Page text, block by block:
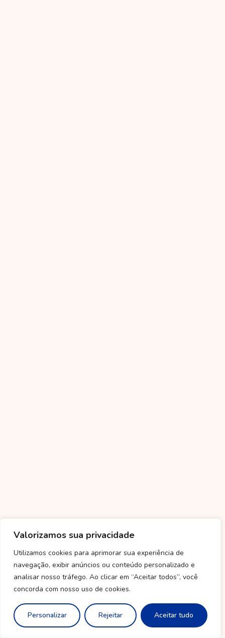
Valorizamos sua privacidade
Utilizamos cookies para aprimorar sua experiência de
navegação, exibir anúncios ou conteúdo personalizado e
analisar nosso tráfego. Ao clicar em “Aceitar todos”, você
concorda com nosso uso de cookies.
Personalizar Rejeitar Aceitar tudo